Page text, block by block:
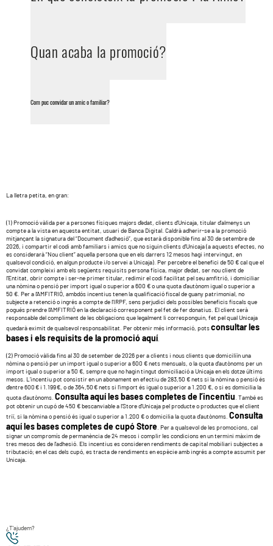
Quan acaba la promoció?
Com puc convidar un amic o familiar?
La lletra petita, en gran:
(1) Promoció vàlida per a persones físiques majors d’edat, clients d’Unicaja, titular d’almenys un
compte a la vista en aquesta entitat, usuari de Banca Digital. Caldrà adherir-se a la promoció
mitjançant la signatura del “Document d’adhesió”, que estarà disponible fins al 30 de setembre de
2026, i compartir el codi amb familiars i amics que no siguin clients d’Unicaja (a aquests efectes, no
es considerarà “Nou client” aquella persona que en els darrers 12 mesos hagi intervingut, en
qualsevol condició, en algun producte i/o servei a Unicaja). Per percebre el benefici de 50 € cal que el
convidat compleixi amb els següents requisits persona física, major d’edat, ser nou client de
l’Entitat, obrir compte i ser-ne primer titular, redimir el codi facilitat pel seu amfitrió, i domiciliar
una nòmina o pensió per import igual o superior a 600 € o una quota d’autònom igual o superior a
50 €. Per a l’AMFITRIÓ, ambdós incentius tenen la qualificació fiscal de guany patrimonial, no
subjecte a retenció o ingrés a compte de l’IRPF, sens perjudici dels possibles beneficis fiscals que
pogués prendre l’AMFITRIÓ en la declaració corresponent pel fet de fer donatius. El client serà
responsable del compliment de les obligacions que legalment li corresponguin, fet pel qual Unicaja
quedarà eximit de qualsevol responsabilitat. Per obtenir més informació, potsconsultar les
bases i els requisits de la promoció aquí
(2) Promoció vàlida fins al 30 de setember de 2026 per a clients i nous clients que domiciliïn una
nòmina o pensió per un import igual o superior a 600 € nets mensuals, o la quota d’autònoms per un
import igual o superior a 50 €, sempre que no hagin tingut domiciliació a Unicaja en els dotze últims
mesos. L’incentiu pot consistir en un abonament en efectiu de 283,50 € nets si la nòmina o pensió és
d’entre 600 € i 1.199 €, o de 364,50 € nets si l’import és igual o superior a 1.200 €, o si es domicilia la
quota d’autònoms. Consulta aquí les bases completes de l’incentiu . També es
pot obtenir un cupó de 450 € bescanviable a l’Store d’Unicaja pel producte o productes que el client
triï, si la nòmina o pensió és igual o superior a 1.200 € o domicilia la quota d’autònoms. Consulta
aquí les bases completes de cupó Store . Per a qualsevol de les promocions, cal
signar un compromís de permanència de 24 mesos i complir les condicions en un termini màxim de
tres mesos des de l’adhesió. Els incentius es consideren rendiments de capital mobiliari subjectes a
tributació; en el cas dels cupó, es tracta de rendiments en espècie amb ingrés a compte assumit per
Unicaja.
¿T'ajudem?